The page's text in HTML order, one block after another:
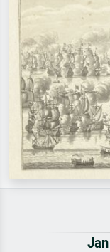
Hokusai, Akt.